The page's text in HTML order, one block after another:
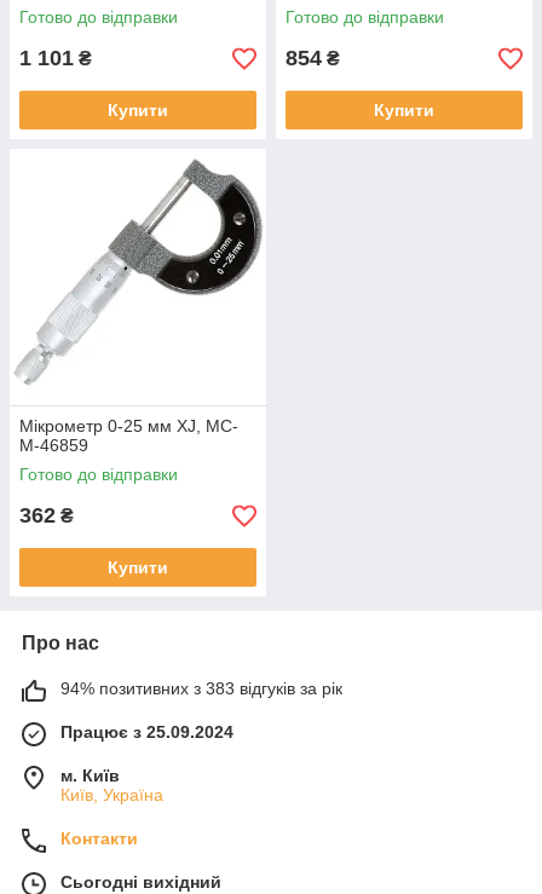
Готово до відправки
1 101 ₴
Купити
Готово до відправки
854 ₴
Купити
Мікрометр 0-25 мм XJ, MC-
M-46859
Готово до відправки
362 ₴
Купити
Про нас
94% позитивних з 383 відгуків за рік
Працює з 25.09.2024
м. Київ
Київ, Україна
Контакти
Сьогодні вихідний